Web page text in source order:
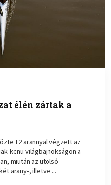
élén zártak a
12 arannyal végzett az
kenu világbajnokságon a
miután az utolsó
arany-, illetve ...